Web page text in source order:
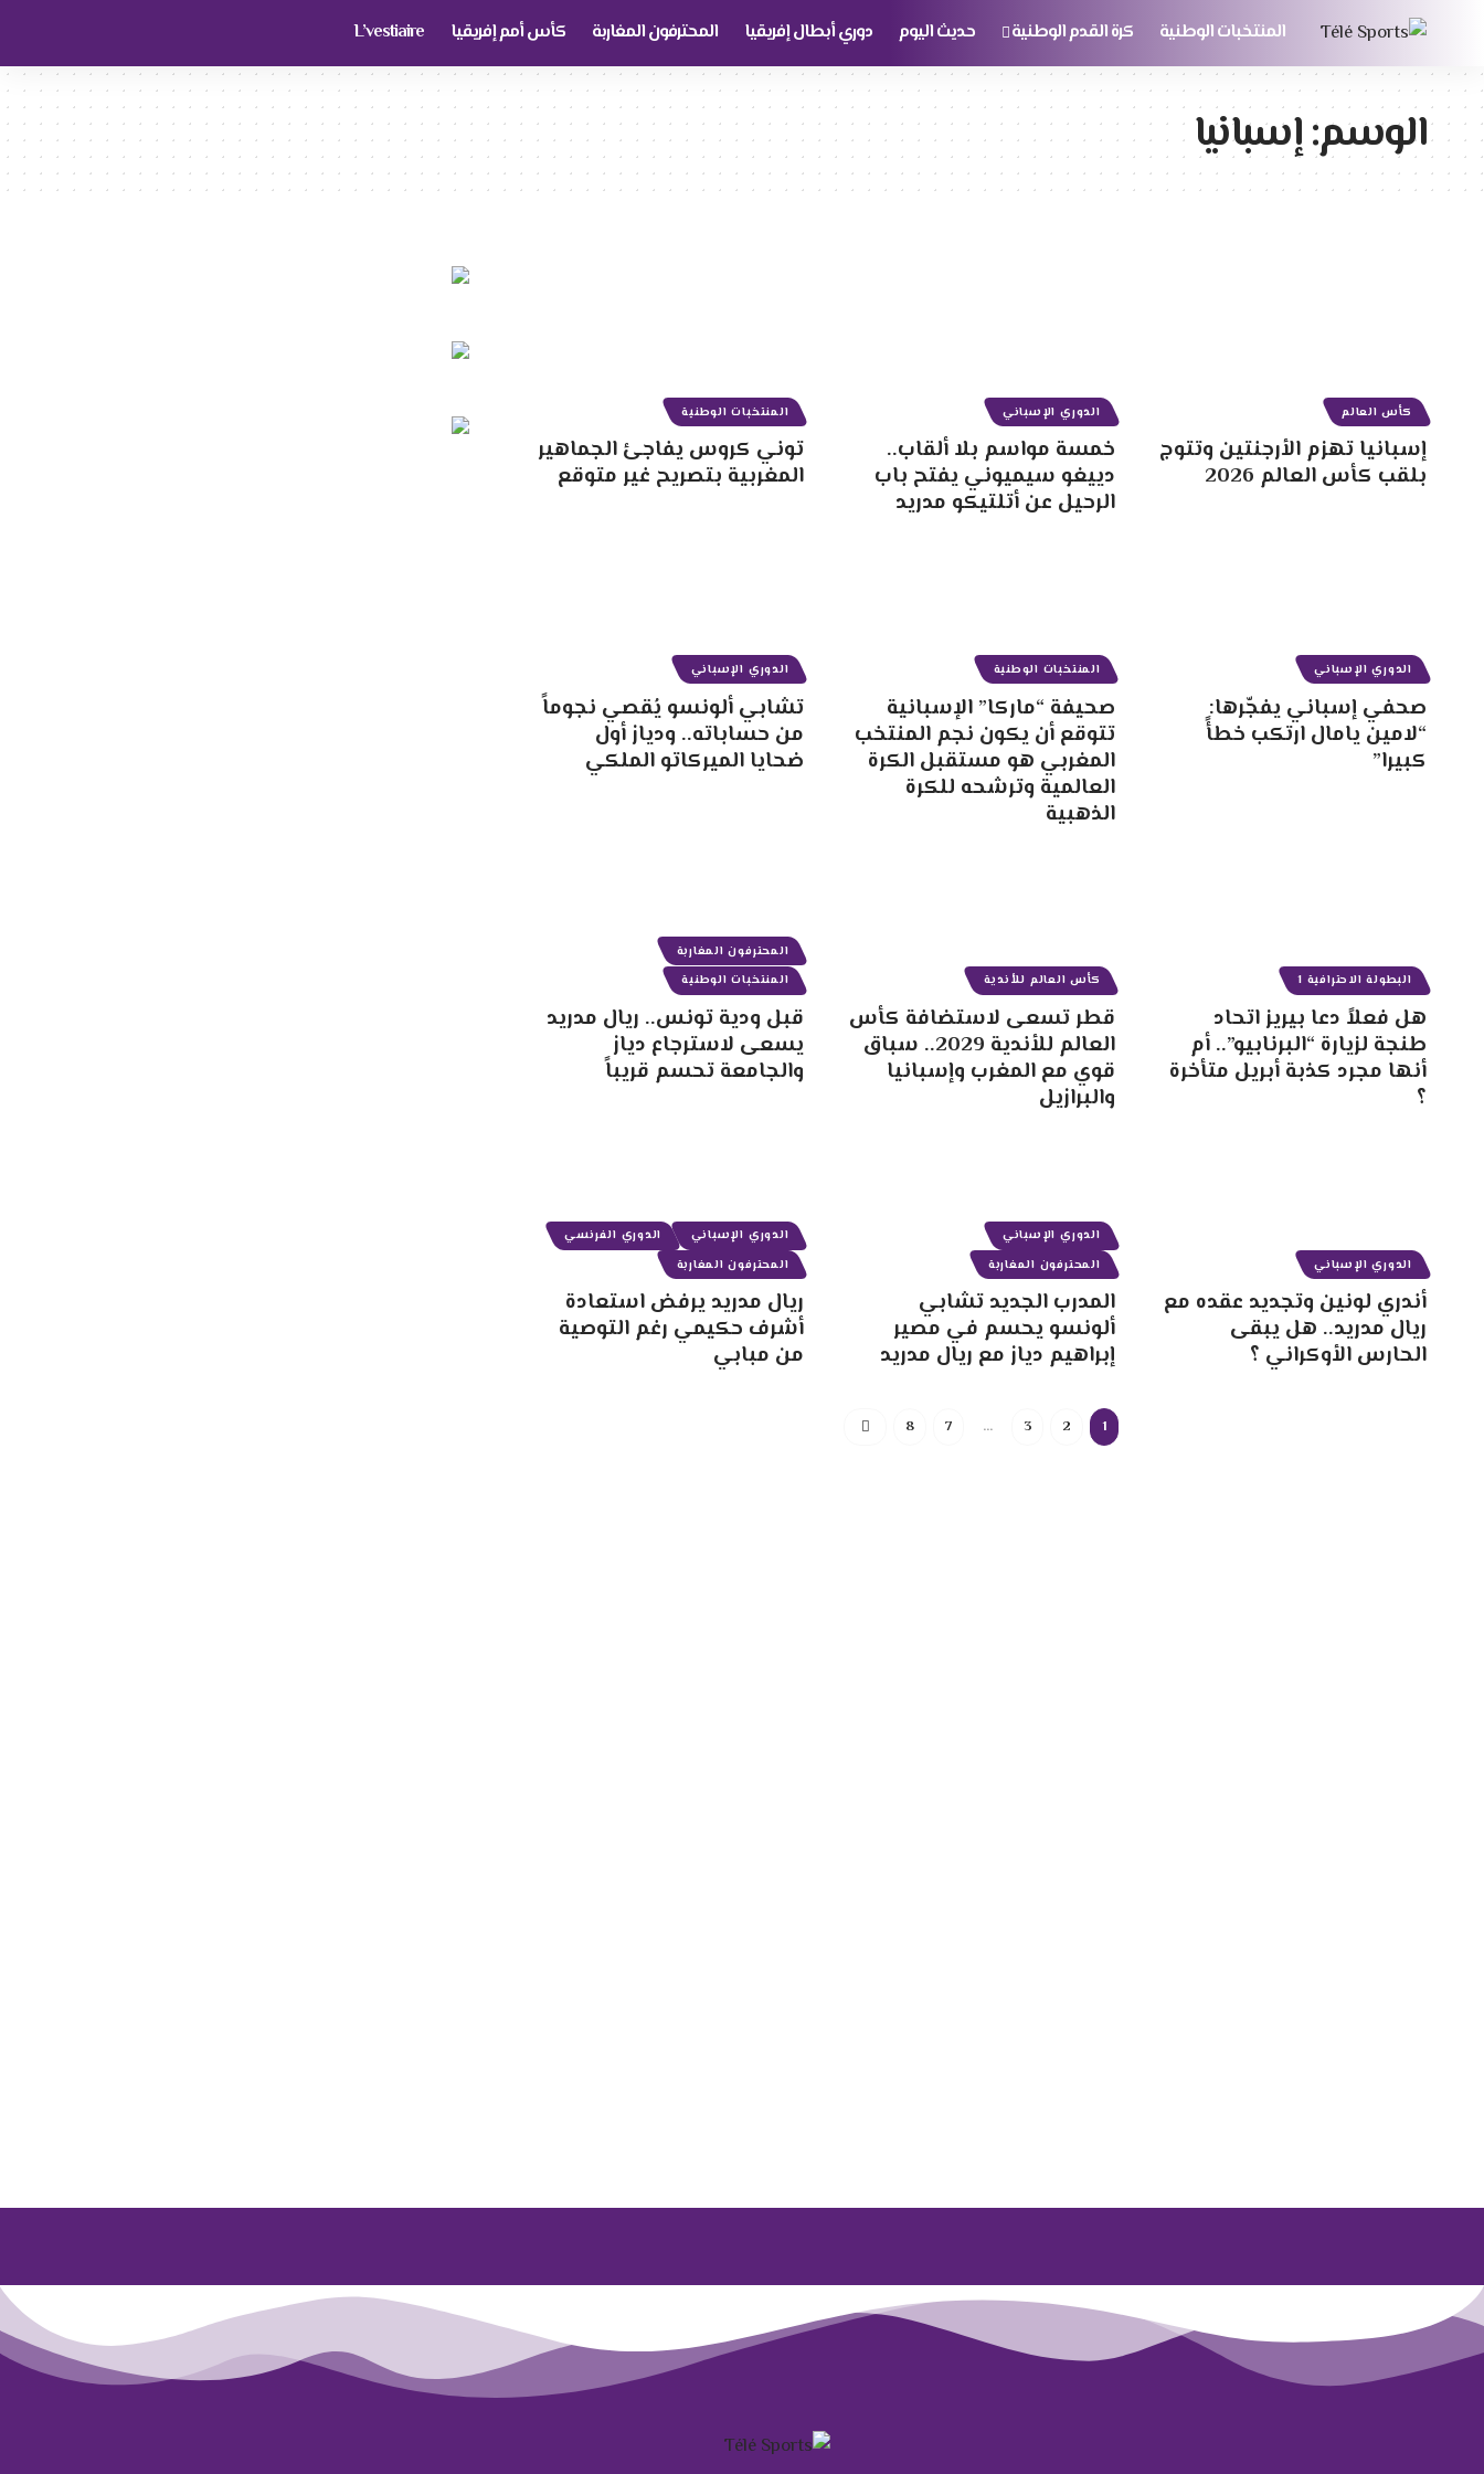
المنتخبات الوطنية كرة القدم الوطنية حديث اليوم دوري أبطال إفريقيا المحترفون المغاربة كأس أمم إفريقيا L’vestiaire
الوسم:إسبانيا
كأس العالم
إسبانيا تهزم الأرجنتين وتتوج
بلقب كأس العالم 2026
الدوري الإسباني
خمسة مواسم بلا ألقاب..
دييغو سيميوني يفتح باب
الرحيل عن أتلتيكو مدريد
المنتخبات الوطنية
توني كروس يفاجئ الجماهير
المغربية بتصريح غير متوقع
الدوري الإسباني
صحفي إسباني يفجّرها:
“لامين يامال ارتكب خطأً
كبيرا”
المنتخبات الوطنية
صحيفة “ماركا” الإسبانية
تتوقع أن يكون نجم المنتخب
المغربي هو مستقبل الكرة
العالمية وترشحه للكرة
الذهبية
الدوري الإسباني
تشابي ألونسو يُقصي نجوماً
من حساباته.. ودياز أول
ضحايا الميركاتو الملكي
البطولة الاحترافية 1
هل فعلاً دعا بيريز اتحاد
طنجة لزيارة “البرنابيو”.. أم
أنها مجرد كذبة أبريل متأخرة
؟
كأس العالم للأندية
قطر تسعى لاستضافة كأس
العالم للأندية 2029.. سباق
قوي مع المغرب وإسبانيا
والبرازيل
المحترفون المغاربة
المنتخبات الوطنية
قبل ودية تونس.. ريال مدريد
يسعى لاسترجاع دياز
والجامعة تحسم قريباً
الدوري الإسباني
أندري لونين وتجديد عقده مع
ريال مدريد.. هل يبقى
الحارس الأوكراني ؟
الدوري الإسباني
المحترفون المغاربة
المدرب الجديد تشابي
ألونسو يحسم في مصير
إبراهيم دياز مع ريال مدريد
الدوري الإسباني
الدوري الفرنسي
المحترفون المغاربة
ريال مدريد يرفض استعادة
أشرف حكيمي رغم التوصية
من مبابي
1
2
3
…
7
8